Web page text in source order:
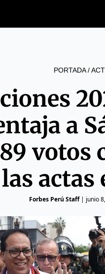
PORTADA/
a
votos
actas
Forbes Perú Staff| junio